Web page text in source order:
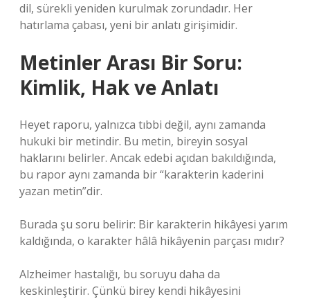
dil, sürekli yeniden kurulmak zorundadır. Her
hatırlama çabası, yeni bir anlatı girişimidir.
Metinler Arası Bir Soru:
Kimlik, Hak ve Anlatı
Heyet raporu, yalnızca tıbbi değil, aynı zamanda
hukuki bir metindir. Bu metin, bireyin sosyal
haklarını belirler. Ancak edebi açıdan bakıldığında,
bu rapor aynı zamanda bir “karakterin kaderini
yazan metin”dir.
Burada şu soru belirir: Bir karakterin hikâyesi yarım
kaldığında, o karakter hâlâ hikâyenin parçası mıdır?
Alzheimer hastalığı, bu soruyu daha da
keskinleştirir. Çünkü birey kendi hikâyesini